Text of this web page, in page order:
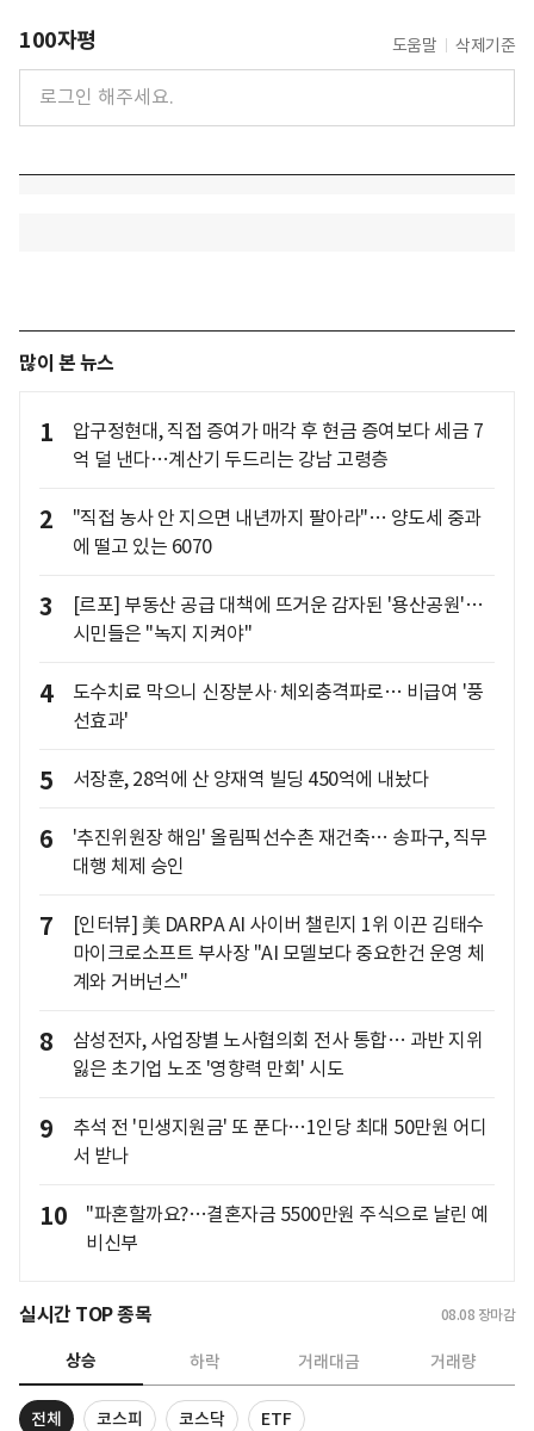
100자평 도움말 삭제기준
많이 본 뉴스
1
압구정현대, 직접 증여가 매각 후 현금 증여보다 세금 7
억 덜 낸다…계산기 두드리는 강남 고령층
2
"직접 농사 안 지으면 내년까지 팔아라"… 양도세 중과
에 떨고 있는 6070
3
[르포] 부동산 공급 대책에 뜨거운 감자된 '용산공원'…
시민들은 "녹지 지켜야"
4
도수치료 막으니 신장분사·체외충격파로… 비급여 '풍
선효과'
5 서장훈, 28억에 산 양재역 빌딩 450억에 내놨다
6
'추진위원장 해임' 올림픽선수촌 재건축… 송파구, 직무
대행 체제 승인
7
[인터뷰] 美 DARPA AI 사이버 챌린지 1위 이끈 김태수
마이크로소프트 부사장 "AI 모델보다 중요한건 운영 체
계와 거버넌스"
8
삼성전자, 사업장별 노사협의회 전사 통합… 과반 지위
잃은 초기업 노조 '영향력 만회' 시도
9
추석 전 '민생지원금' 또 푼다…1인당 최대 50만원 어디
서 받나
10
"파혼할까요?…결혼자금 5500만원 주식으로 날린 예
비신부
실시간 TOP 종목 08.08 장마감
상승 하락 거래대금 거래량
전체 코스피 코스닥 ETF